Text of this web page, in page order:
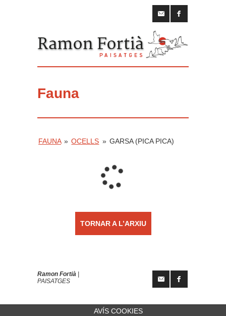
Fauna
FAUNA » OCELLS » GARSA (PICA PICA)
TORNAR A L’ARXIU
Ramon Fortià
PAISATGES
AVÍS COOKIES